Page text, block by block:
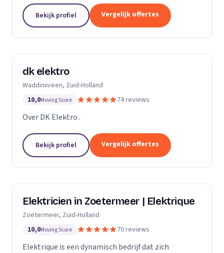
benodigde diploma's en certificeringen, sta ik klaar
om u...
Bekijk profiel Vergelijk offertes
dk elektro
Waddinxveen, Zuid-Holland
10,0Moving Score 74 reviews
Over DK Elektro .
Bekijk profiel Vergelijk offertes
Elektricien in Zoetermeer | Elektrique
Zoetermeer, Zuid-Holland
10,0Moving Score 70 reviews
Elektrique is een dynamisch bedrijf dat zich